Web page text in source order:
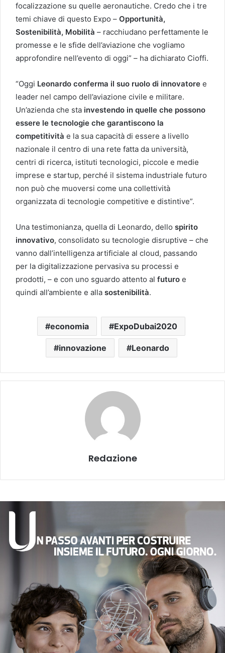
focalizzazione su quelle aeronautiche. Credo che i tre
temi chiave di questo Expo – Opportunità,
Sostenibilità, Mobilità – racchiudano perfettamente le
promesse e le sfide dell’aviazione che vogliamo
approfondire nell’evento di oggi” – ha dichiarato Cioffi.
“Oggi Leonardo conferma il suo ruolo di innovatore e
leader nel campo dell’aviazione civile e militare.
Un’azienda che sta investendo in quelle che possono
essere le tecnologie che garantiscono la
competitività e la sua capacità di essere a livello
nazionale il centro di una rete fatta da università,
centri di ricerca, istituti tecnologici, piccole e medie
imprese e startup, perché il sistema industriale futuro
non può che muoversi come una collettività
organizzata di tecnologie competitive e distintive”.
Una testimonianza, quella di Leonardo, dello spirito
innovativo, consolidato su tecnologie disruptive – che
vanno dall’intelligenza artificiale al cloud, passando
per la digitalizzazione pervasiva su processi e
prodotti, – e con uno sguardo attento al futuro e
quindi all’ambiente e alla sostenibilità.
economia ExpoDubai2020
innovazione Leonardo
Redazione